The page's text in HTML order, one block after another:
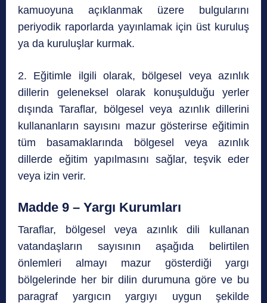
kamuoyuna açıklanmak üzere bulgularını
periyodik raporlarda yayınlamak için üst kuruluş
ya da kuruluşlar kurmak.
2. Eğitimle ilgili olarak, bölgesel veya azınlık
dillerin geleneksel olarak konuşulduğu yerler
dışında Taraflar, bölgesel veya azınlık dillerini
kullananların sayısını mazur gösterirse eğitimin
tüm basamaklarında bölgesel veya azınlık
dillerde eğitim yapılmasını sağlar, teşvik eder
veya izin verir.
Madde 9 – Yargı Kurumları
Taraflar, bölgesel veya azınlık dili kullanan
vatandaşların sayısının aşağıda belirtilen
önlemleri almayı mazur gösterdiği yargı
bölgelerinde her bir dilin durumuna göre ve bu
paragraf yargıcın yargıyı uygun şekilde